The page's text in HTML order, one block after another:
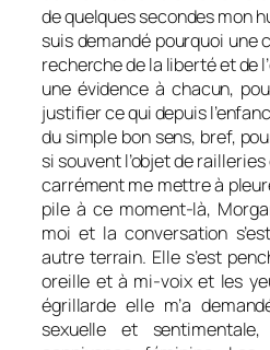
de quelques secondes mon
suis demandé pourquoi une
recherche de la liberté et de
une évidence à chacun,
justifier ce qui depuis
du simple bon sens, bref,
si souvent l’objet de railleries
carrément me mettre à
pile à ce moment-là,
moi et la conversation
autre terrain. Elle s’est
oreille et à mi-voix et les
égrillarde elle m’a
sexuelle et